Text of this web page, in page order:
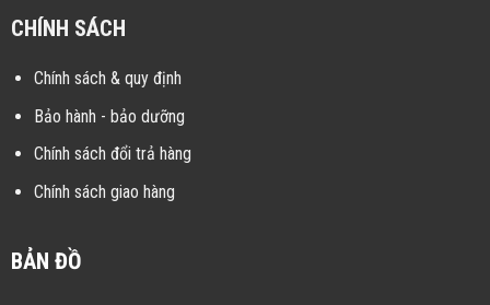
CHÍNH SÁCH
Chính sách & quy định
Bảo hành - bảo dưỡng
Chính sách đổi trả hàng
Chính sách giao hàng
BẢN ĐỒ